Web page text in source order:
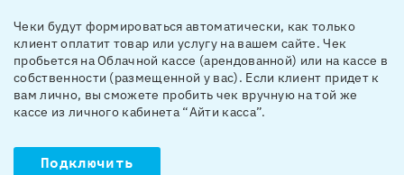
Чеки будут формироваться автоматически, как только
клиент оплатит товар или услугу на вашем сайте. Чек
пробьется на Облачной кассе (арендованной) или на кассе в
собственности (размещенной у вас). Если клиент придет к
вам лично, вы сможете пробить чек вручную на той же
кассе из личного кабинета “Айти касса”.
Подключить